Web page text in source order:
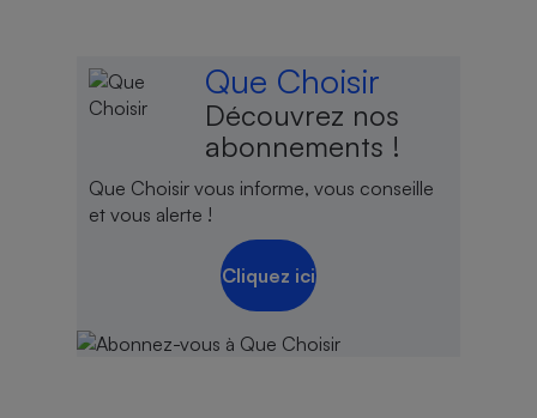
Que Choisir
Découvrez nos
abonnements !
Que Choisir vous informe, vous conseille
et vous alerte !
Cliquez ici